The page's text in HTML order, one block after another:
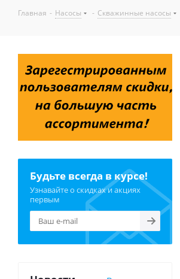
Главная - Насосы - Скважинные насосы
Будьте всегда в курсе!
Узнавайте о скидках и акциях
первым